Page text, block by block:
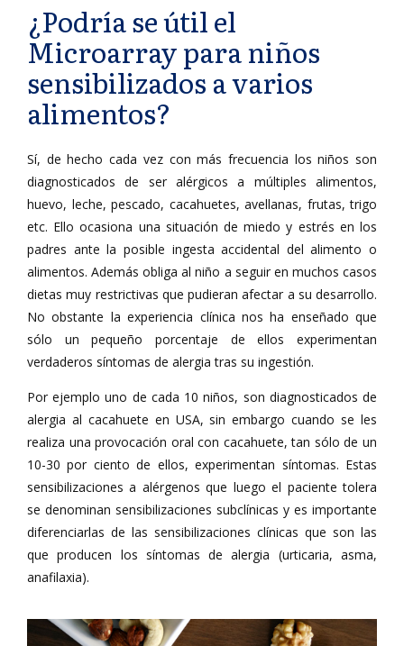
¿Podría se útil el
Microarray para niños
sensibilizados a varios
alimentos?
Sí, de hecho cada vez con más frecuencia los niños son
diagnosticados de ser alérgicos a múltiples alimentos,
huevo, leche, pescado, cacahuetes, avellanas, frutas, trigo
etc. Ello ocasiona una situación de miedo y estrés en los
padres ante la posible ingesta accidental del alimento o
alimentos. Además obliga al niño a seguir en muchos casos
dietas muy restrictivas que pudieran afectar a su desarrollo.
No obstante la experiencia clínica nos ha enseñado que
sólo un pequeño porcentaje de ellos experimentan
verdaderos síntomas de alergia tras su ingestión.
Por ejemplo uno de cada 10 niños, son diagnosticados de
alergia al cacahuete en USA, sin embargo cuando se les
realiza una provocación oral con cacahuete, tan sólo de un
10-30 por ciento de ellos, experimentan síntomas. Estas
sensibilizaciones a alérgenos que luego el paciente tolera
se denominan sensibilizaciones subclínicas y es importante
diferenciarlas de las sensibilizaciones clínicas que son las
que producen los síntomas de alergia (urticaria, asma,
anafilaxia).